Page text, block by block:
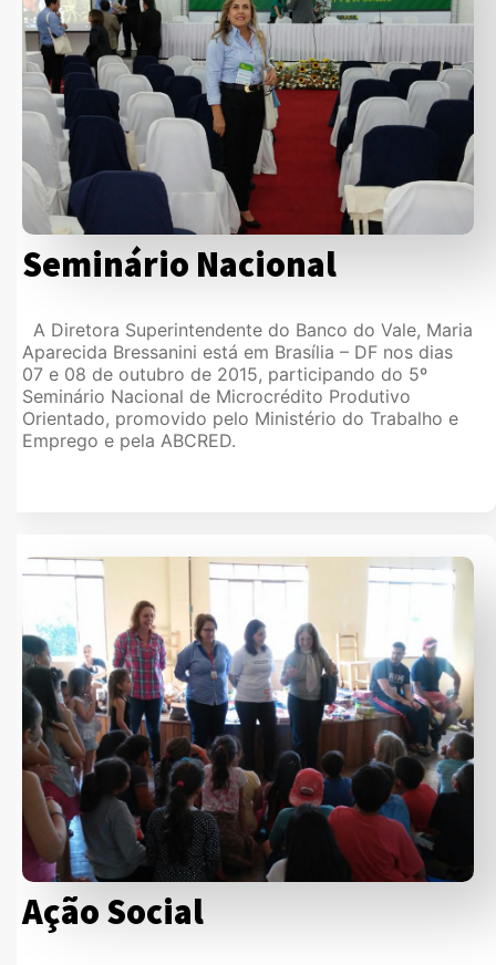
Seminário Nacional
A Diretora Superintendente do Banco do Vale, Maria
Aparecida Bressanini está em Brasília – DF nos dias
07 e 08 de outubro de 2015, participando do 5º
Seminário Nacional de Microcrédito Produtivo
Orientado, promovido pelo Ministério do Trabalho e
Emprego e pela ABCRED.
Ação Social